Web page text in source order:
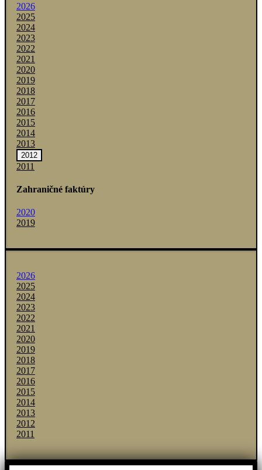
2026
2025
2024
2023
2022
2021
2020
2019
2018
2017
2016
2015
2014
2013
2012
2011
Zahraničné faktúry
2020
2019
2026
2025
2024
2023
2022
2021
2020
2019
2018
2017
2016
2015
2014
2013
2012
2011